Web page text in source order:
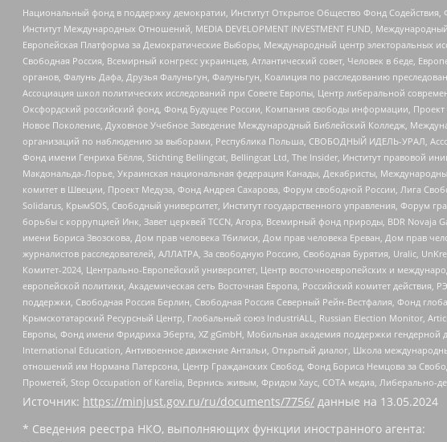
Национальный фонд в поддержку демократии, Институт Открытое Общество Фонд
Институт Международных Отношений, MEDIA DEVELOPMENT INVESTMENT FUND,
Европейская Платформа за Демократические Выборы, Международный центр электоральных
Свободная Россия, Всемирный конгресс украинцев, Атлантический совет, Человек в беде,
органов, Фалунь Дафа, Друзья Фалуньгун, Фалуньгун, Коалиция по расследованию
Ассоциация школ политических исследований при Совете Европы, Центр либеральной
Оксфордский российский фонд, Фонд Будущее России, Компания свободы информации, Проект
Новое Поколение, Духовное Учебное Заведение Международный Библейский Колледж,
организаций по наблюдению за выборами, Республика Польша, СВОБОДНЫЙ ИДЕЛЬ-УРАЛ,
Фонд имени Генриха Бёлля, Stichting Bellingcat, Bellingcat Ltd, The Insider, Институт правовой
Макдональда-Лорье, Украинская национальная федерация Канады, Декабристы,
комитет в Швеции, Проект Медуза, Фонд Андрея Сахарова, Форум свободной России, Лига
Solidarus, КрымSOS, Свободный университет, Институт государственного управления, Форум
борьбы с коррупцией Инк, Завет церквей TCCN, Агора, Всемирный фонд природы, BDR Novaja
имени Бориса Звозскова, Дом прав человека Тбилиси, Дом прав человека Ереван, Дом прав
журналистов расследователей, АЛЛАТРА, За свободную Россию, Свободная Бурятия, Uralic,
Комитет-2024, Центрально-Европейский университет, Центр восточноевропейских и
европейской политики, Академическая сеть Восточная Европа, Российский комитет
поддержки, Свободная Россия Берлин, Свободная Россия Северный Рейн-Вестфалия, Фонд
Крымскотатарский Ресурсный Центр, Глобальный союз IndustriALL, Russian Election Monitor,
Европы, Фонд имени Фридриха Эберта, XZ gGmbH, Мобильная академия поддержки
International Education, Антивоенное движение Антальи, Открытый диалог, Школа
отношений им Нормана Патерсона, Центр Гражданских Свобод, Фонд Бориса Немцова за
Прометей, Stop Occupation of Karelia, Вернись живым, Фридом Хаус, СОТА медиа, Либерально-
Источник: https://minjust.gov.ru/ru/documents/7756/ данные на 13.05.2024
* Сведения реестра НКО, выполняющих функции иностранного агента: